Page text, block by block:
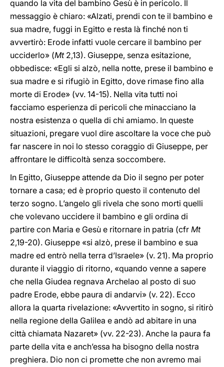
quando la vita del bambino Gesù è in pericolo. Il
messaggio è chiaro: «Alzati, prendi con te il bambino e
sua madre, fuggi in Egitto e resta là finché non ti
avvertirò: Erode infatti vuole cercare il bambino per
ucciderlo» (Mt2,13). Giuseppe, senza esitazione,
obbedisce: «Egli si alzò, nella notte, prese il bambino e
sua madre e si rifugiò in Egitto, dove rimase fino alla
morte di Erode» (vv. 14-15). Nella vita tutti noi
facciamo esperienza di pericoli che minacciano la
nostra esistenza o quella di chi amiamo. In queste
situazioni, pregare vuol dire ascoltare la voce che può
far nascere in noi lo stesso coraggio di Giuseppe, per
affrontare le difficoltà senza soccombere.
In Egitto, Giuseppe attende da Dio il segno per poter
tornare a casa; ed è proprio questo il contenuto del
terzo sogno. L’angelo gli rivela che sono morti quelli
che volevano uccidere il bambino e gli ordina di
partire con Maria e Gesù e ritornare in patria (cfr Mt
2,19-20). Giuseppe «si alzò, prese il bambino e sua
madre ed entrò nella terra d’Israele» (v. 21). Ma proprio
durante il viaggio di ritorno, «quando venne a sapere
che nella Giudea regnava Archelao al posto di suo
padre Erode, ebbe paura di andarvi» (v. 22). Ecco
allora la quarta rivelazione: «Avvertito in sogno, si ritirò
nella regione della Galilea e andò ad abitare in una
città chiamata Nazaret» (vv. 22-23). Anche la paura fa
parte della vita e anch’essa ha bisogno della nostra
preghiera. Dio non ci promette che non avremo mai